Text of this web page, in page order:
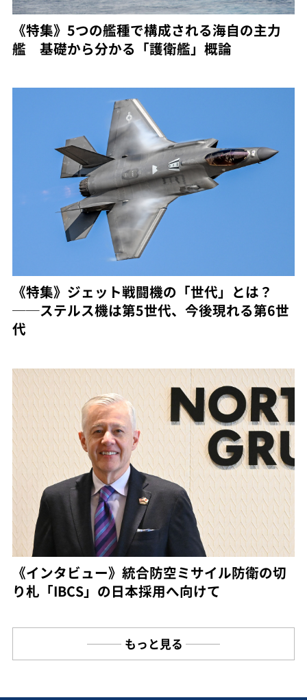
《特集》5つの艦種で構成される海自の主力
艦 基礎から分かる「護衛艦」概論
《特集》ジェット戦闘機の「世代」とは？
──ステルス機は第5世代、今後現れる第6世
代
《インタビュー》統合防空ミサイル防衛の切
り札「IBCS」の日本採用へ向けて
もっと見る